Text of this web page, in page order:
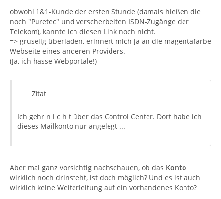
obwohl 1&1-Kunde der ersten Stunde (damals hießen die
noch "Puretec" und verscherbelten ISDN-Zugänge der
Telekom), kannte ich diesen Link noch nicht.
=> gruselig überladen, erinnert mich ja an die magentafarbe
Webseite eines anderen Providers.
(Ja, ich hasse Webportale!)
Zitat
Ich gehr n i c h t über das Control Center. Dort habe ich
dieses Mailkonto nur angelegt ...
Aber mal ganz vorsichtig nachschauen, ob das Konto
wirklich noch drinsteht, ist doch möglich? Und es ist auch
wirklich keine Weiterleitung auf ein vorhandenes Konto?